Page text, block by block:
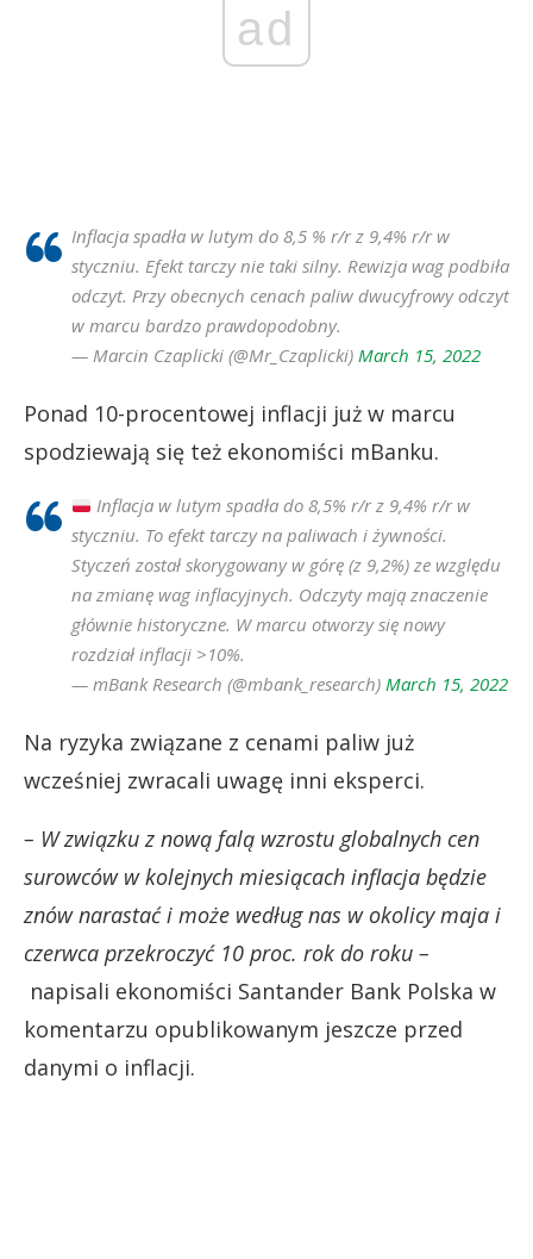
ad
Inflacja spadła w lutym do 8,5 % r/r z 9,4% r/r w
styczniu. Efekt tarczy nie taki silny. Rewizja wag podbiła
odczyt. Przy obecnych cenach paliw dwucyfrowy odczyt
w marcu bardzo prawdopodobny.
— Marcin Czaplicki (@Mr_Czaplicki) March 15, 2022
Ponad 10-procentowej inflacji już w marcu
spodziewają się też ekonomiści mBanku.
Inflacja w lutym spadła do 8,5% r/r z 9,4% r/r w
styczniu. To efekt tarczy na paliwach i żywności.
Styczeń został skorygowany w górę (z 9,2%) ze względu
na zmianę wag inflacyjnych. Odczyty mają znaczenie
głównie historyczne. W marcu otworzy się nowy
rozdział inflacji >10%.
— mBank Research (@mbank_research) March 15, 2022
Na ryzyka związane z cenami paliw już
wcześniej zwracali uwagę inni eksperci.
– W związku z nową falą wzrostu globalnych cen
surowców w kolejnych miesiącach inflacja będzie
znów narastać i może według nas w okolicy maja i
czerwca przekroczyć 10 proc. rok do roku –
napisali ekonomiści Santander Bank Polska w
komentarzu opublikowanym jeszcze przed
danymi o inflacji.